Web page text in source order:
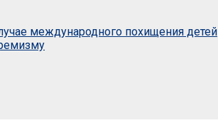
международного похищения детей